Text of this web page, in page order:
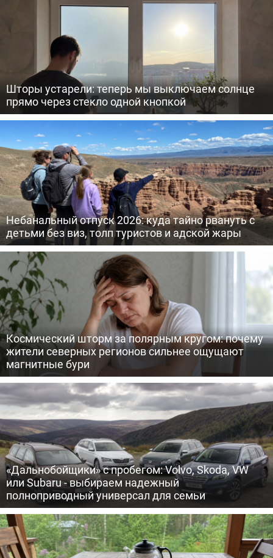
Шторы устарели: теперь мы выключаем солнце
прямо через стекло одной кнопкой
Небанальный отпуск 2026: куда тайно рвануть с
детьми без виз, толп туристов и адской жары
Космический шторм за полярным кругом: почему
жители северных регионов сильнее ощущают
магнитные бури
«Дальнобойщики» с пробегом: Volvo, Skoda, VW
или Subaru - выбираем надежный
полноприводный универсал для семьи